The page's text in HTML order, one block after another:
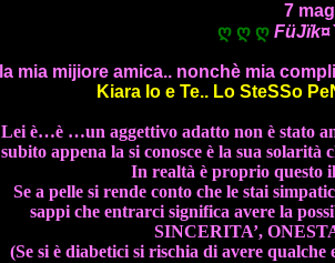
7
ღ ღ ღ
la mia mijiore amica.. nonchè mia
Kiara Io e Te.. Lo SteSSo
Lei è…è …un aggettivo adatto non è stato
subito appena la si conosce è la sua
In realtà è proprio questo
Se a pelle si rende conto che le stai
sappi che entrarci significa avere la
SINCERITA’,
(Se si è diabetici si rischia di avere